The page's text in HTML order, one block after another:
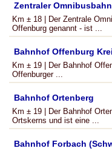
Zentraler
Km ± 18 | Der Zentrale
Offenburg genannt - ist ...
Bahnhof Offenburg
Km ± 19 | Der Bahnhof
Offenburger ...
Bahnhof Ortenberg
Km ± 19 | Der Bahnhof
Ortskerns und ist eine ...
Bahnhof Forbach